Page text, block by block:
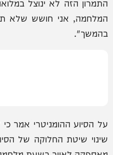
המלחמה, אני חושש שלא
בהמשך".
על הסיוע ההומניטרי אמר
שינוי שיטת החלוקה של